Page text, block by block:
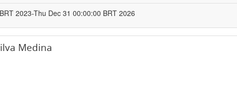
2023-Thu Dec 31 00:00:00 BRT 2026
Medina